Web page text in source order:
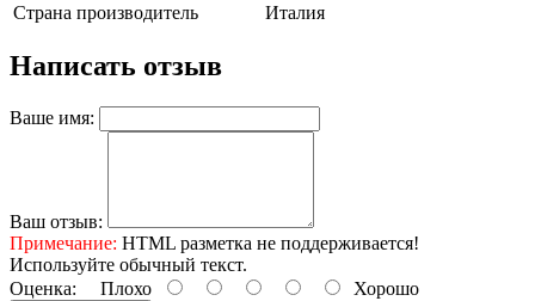
Страна производитель
Италия
Написать отзыв
Ваше имя:
Ваш отзыв:
Примечание: HTML разметка не поддерживается!
Используйте обычный текст.
Оценка: Плохо Хорошо